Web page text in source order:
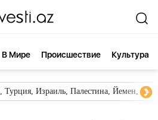
В Мире Происшествие Культура
Южный Кавказ, Грузия,